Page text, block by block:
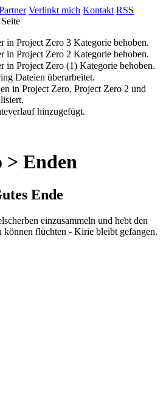
Verlinkt mich Kontakt RSS
in Project Zero 3 Kategorie behoben.
in Project Zero 2 Kategorie behoben.
in Project Zero (1) Kategorie behoben.
Dateien überarbeitet.
in Project Zero, Project Zero 2 und
hinzugefügt.
> Enden
Ende
einzusammeln und hebt den
flüchten - Kirie bleibt gefangen.